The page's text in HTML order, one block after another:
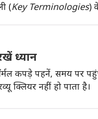
(Key Terminologies)
ध्यान
कपड़े पहनें, समय पर पहुंचें,
क्लियर नहीं हो पाता है।